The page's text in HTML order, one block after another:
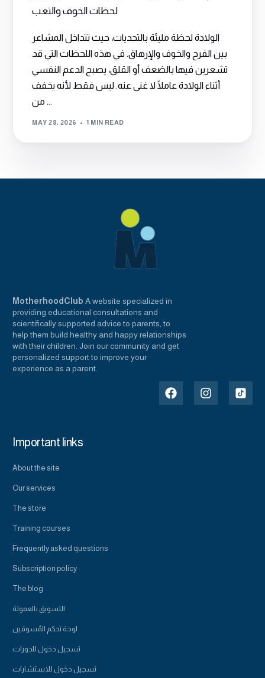
لحظات الخوف والتعب
الولادة لحظة مليئة بالتحديات، حيث تتداخل المشاعر
بين الفرح والخوف والإرهاق. في هذه اللحظات التي قد
تشعرين فيها بالضعف أو القلق، يصبح الدعم النفسي
أثناء الولادة عاملًا لا غنى عنه. ليس فقط لأنه يخفف
من ...
MAY 28, 2026 1 MIN READ
MotherhoodClub A website specialized in
providing educational consultations and
scientifically supported advice to parents, to
help them build healthy and happy relationships
with their children. Join our community and get
personalized support to improve your
experience as a parent.
Important links
About the site
Our services
The store
Training courses
Frequently asked questions
Subscription policy
The blog
التسويق بالعمولة
لوحة تحكم المُسوقين
تسجيل دخول للدورات
تسجيل دخول للاستشارات